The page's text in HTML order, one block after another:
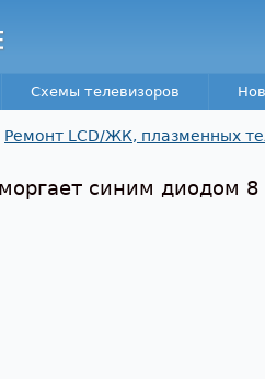
Схемы телевизоров
Ремонт LCD/ЖК, плазменных
синим диодом 8